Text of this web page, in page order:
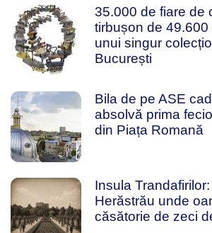
35.000 de fiare de
tirbușon de 49.600
unui singur
București
Bila de pe ASE
absolvă prima
din Piața Romană
Insula
Herăstrău unde
căsătorie de zeci